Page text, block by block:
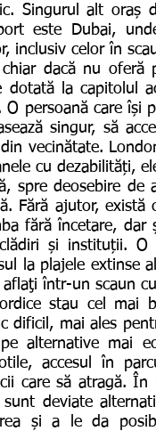
Singurul alt oraș
este Dubai,
inclusiv celor în
dotată la capitolul
O persoană care își
singur, să
vecinătate.
cu dezabilități,
spre deosebire
Fără ajutor, există
fără încetare, dar
și instituții. O
la plajele extinse
aflaţi într-un scaun
dificil, mai ales
alternative mai
accesul în
care să atragă. În
sunt deviate
și a le da